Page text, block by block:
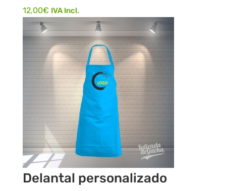
12,00€ IVA Incl.
Delantal personalizado